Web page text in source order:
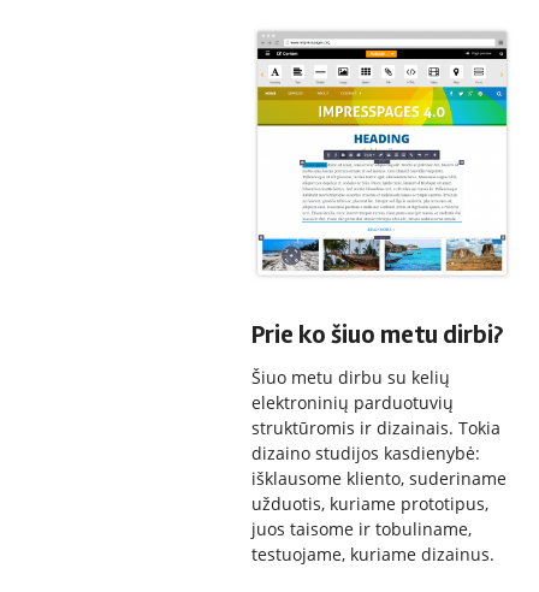
Prie ko šiuo metu dirbi?
Šiuo metu dirbu su kelių
elektroninių parduotuvių
struktūromis ir dizainais. Tokia
dizaino studijos kasdienybė:
išklausome kliento, suderiname
užduotis, kuriame prototipus,
juos taisome ir tobuliname,
testuojame, kuriame dizainus.